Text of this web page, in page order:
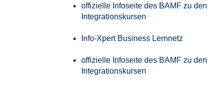
offizielle Infoseite des BAMF zu den
Integrationskursen
Info-Xpert Business Lernnetz
offizielle Infoseite des BAMF zu den
Integrationskursen